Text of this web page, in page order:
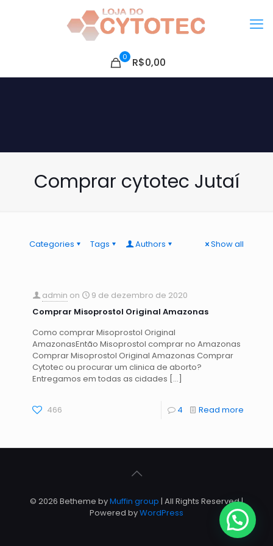
0 R$0,00
Comprar cytotec Jutaí
Categories Tags Authors Show all
admin on
9 de dezembro de 2020
Comprar Misoprostol Original Amazonas
Como comprar Misoprostol Original
AmazonasEntão Misoprostol comprar no Amazonas
Comprar Misoprostol Original Amazonas Comprar
Cytotec ou procurar um clinica de aborto?
Entregamos em todas as cidades […]
466 4 Read more
© 2026 Betheme byMuffin group | All Rights Reserved |
Powered byWordPress